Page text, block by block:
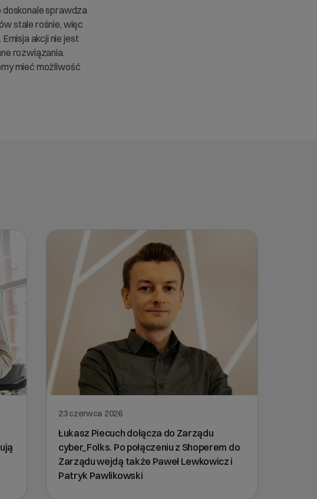
doskonale sprawdza
stale rośnie, więc
akcji nie jest
rozwiązania.
mieć możliwość
23 czerwca 2026
Łukasz Piecuch dołącza do Zarządu
cyber_Folks. Po połączeniu z Shoperem do
Zarządu wejdą także Paweł Lewkowicz i
Patryk Pawlikowski